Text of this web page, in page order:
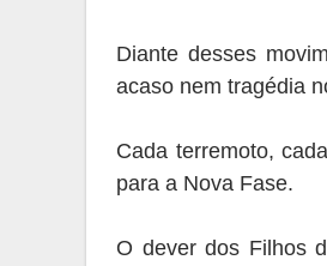
Diante desses
acaso nem tragédia
Cada terremoto,
para a Nova Fase.
O dever dos Filhos